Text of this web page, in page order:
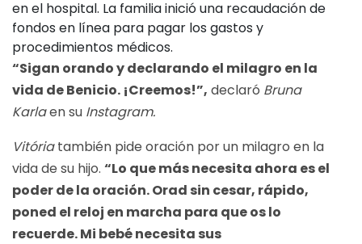
en el hospital. La familia inició una recaudación de
fondos en línea para pagar los gastos y
procedimientos médicos.
“Sigan orando y declarando el milagro en la
vida de Benicio. ¡Creemos!”, declaró Bruna
Karlaen su Instagram.
Vitóriatambién pide oración por un milagro en la
vida de su hijo. “Lo que más necesita ahora es el
poder de la oración. Orad sin cesar, rápido,
poned el reloj en marcha para que os lo
recuerde. Mi bebé necesita sus